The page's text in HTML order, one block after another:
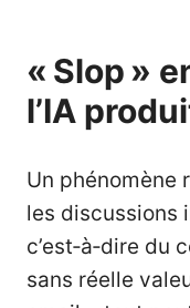
« Slop »
l’IA
Un phénomène
les discussions
c’est‑à‑dire du
sans réelle